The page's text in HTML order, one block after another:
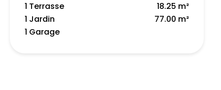
1 Terrasse
18.25 m²
1 Jardin
77.00 m²
1 Garage